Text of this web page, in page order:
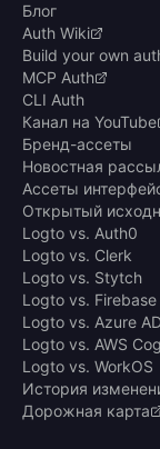
Блог
Auth Wiki
Build your own
MCP Auth
CLI Auth
Канал на YouTube
Бренд-ассеты
Новостная
Ассеты
Открытый
Logto vs. Auth0
Logto vs. Clerk
Logto vs. Stytch
Logto vs. Firebase
Logto vs. Azure
Logto vs. AWS
Logto vs. WorkOS
История
Дорожная карта